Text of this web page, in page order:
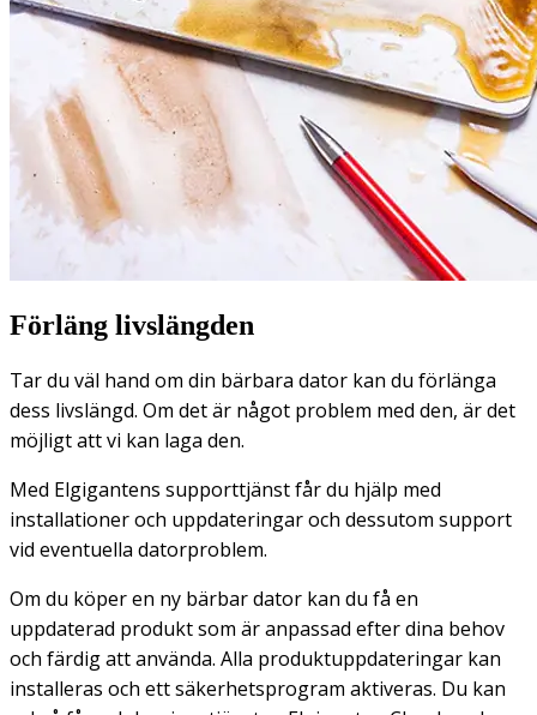
Förläng livslängden
Tar du väl hand om din bärbara dator kan du förlänga
dess livslängd. Om det är något problem med den, är det
möjligt att vi kan laga den.
Med Elgigantens supporttjänst får du hjälp med
installationer och uppdateringar och dessutom support
vid eventuella datorproblem.
Om du köper en ny bärbar dator kan du få en
uppdaterad produkt som är anpassad efter dina behov
och färdig att använda. Alla produktuppdateringar kan
installeras och ett säkerhetsprogram aktiveras. Du kan